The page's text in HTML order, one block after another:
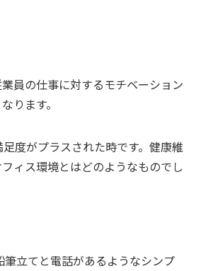
員の仕事に対するモチベーション
ります。
度がプラスされた時です。健康維
ィス環境とはどのようなものでし
立てと電話があるようなシンプ